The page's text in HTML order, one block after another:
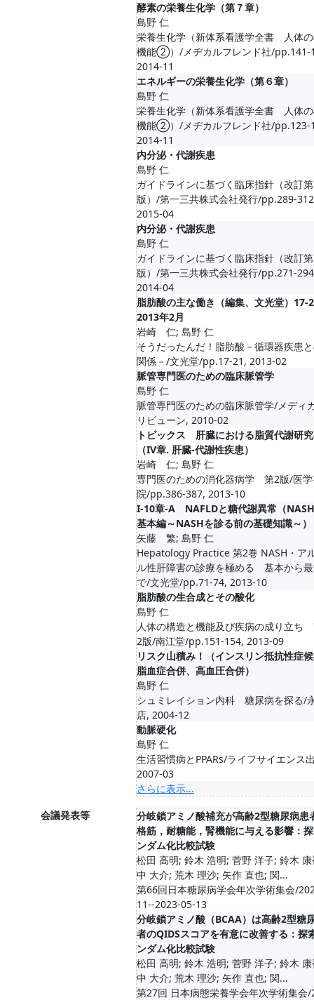
酵素の栄養生化学（第７章）
島野 仁
栄養生化学（新体系看護学全書 人体
機能②）/メヂカルフレンド社/pp.141-
2014-11
エネルギーの栄養生化学（第６章）
島野 仁
栄養生化学（新体系看護学全書 人体
機能②）/メヂカルフレンド社/pp.123-
2014-11
内分泌・代謝疾患
島野 仁
ガイドラインに基づく臨床指針（改訂
版）/第一三共株式会社発行/pp.289-
2015-04
内分泌・代謝疾患
島野 仁
ガイドラインに基づく臨床指針（改訂
版）/第一三共株式会社発行/pp.271-
2014-04
脂肪酸の主な働き（編集、文光堂）17-
2013年2月
岩崎 仁; 島野 仁
そうだったんだ！脂肪酸－循環器疾患
関係－/文光堂/pp.17-21, 2013-02
脈管専門医のための臨床脈管学
島野 仁
脈管専門医のための臨床脈管学/メディ
リビューン, 2010-02
トピックス 肝臓における脂質代謝研
（IV章. 肝臓-代謝性疾患）
岩崎 仁; 島野 仁
専門医のための消化器病学 第2版/医
院/pp.386-387, 2013-10
I-10章-A NAFLDと糖代謝異常（
基本編～NASHを診る前の基礎知識～）
矢藤 繁; 島野 仁
Hepatology Practice 第2巻 NASH・ア
ル性肝障害の診療を極める 基本から
で/文光堂/pp.71-74, 2013-10
脂肪酸の生合成とその酸化
島野 仁
人体の構造と機能及び疾病の成り立ち
2版/南江堂/pp.151-154, 2013-09
リスク山積み！（インスリン抵抗性症
脂血症合併、高血圧合併）
島野 仁
シュミレイション内科 糖尿病を探る/
店, 2004-12
動脈硬化
島野 仁
生活習慣病とPPARs/ライフサイエンス
2007-03
さらに表示...
会議発表等
分岐鎖アミノ酸補充が高齢2型糖尿病患
格筋，耐糖能，腎機能に与える影響：
ンダム化比較試験
松田 高明; 鈴木 浩明; 菅野 洋子; 鈴木
中 大介; 荒木 理沙; 矢作 直也; 関...
第66回日本糖尿病学会年次学術集会/
11--2023-05-13
分岐鎖アミノ酸（BCAA）は高齢2型糖
者のQIDSスコアを有意に改善する：探
ンダム化比較試験
松田 高明; 鈴木 浩明; 菅野 洋子; 鈴木
中 大介; 荒木 理沙; 矢作 直也; 関...
第27回 日本病態栄養学会年次学術集会